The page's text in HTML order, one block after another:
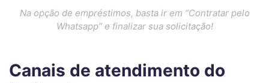
Na opção de empréstimos, basta ir em “Contratar pelo
Whatsapp” e finalizar sua solicitação!
Canais de atendimento do